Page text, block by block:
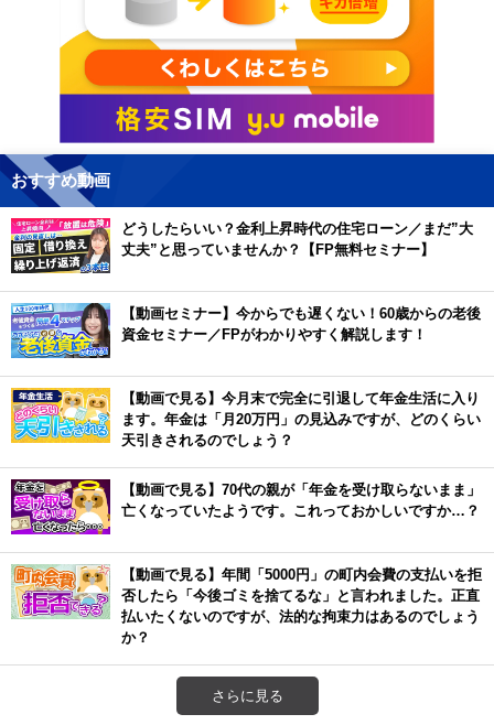
おすすめ動画
どうしたらいい？金利上昇時代の住宅ローン／まだ”大
丈夫”と思っていませんか？【FP無料セミナー】
【動画セミナー】今からでも遅くない！60歳からの老後
資金セミナー／FPがわかりやすく解説します！
【動画で見る】今月末で完全に引退して年金生活に入り
ます。年金は「月20万円」の見込みですが、どのくらい
天引きされるのでしょう？
【動画で見る】70代の親が「年金を受け取らないまま」
亡くなっていたようです。これっておかしいですか…？
【動画で見る】年間「5000円」の町内会費の支払いを拒
否したら「今後ゴミを捨てるな」と言われました。正直
払いたくないのですが、法的な拘束力はあるのでしょう
か？
さらに見る